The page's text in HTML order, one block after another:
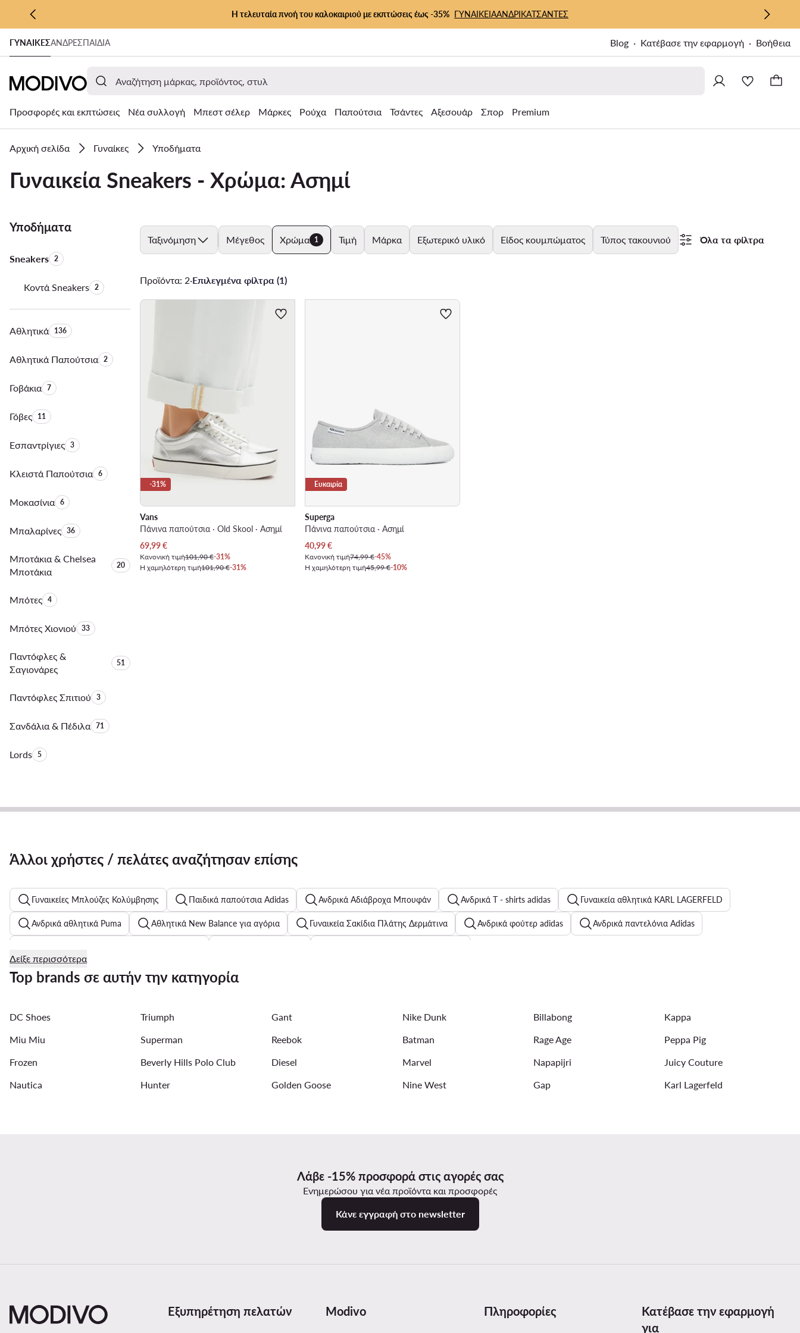
ΜΕΤΆΒΑΣΗ ΣΤΟ ΚΎΡΙΟ ΠΕΡΙΕΧΌΜΕΝΟ
ΜΕΤΆΒΑΣΗ ΣΤΗΝ ΑΝΑΖΉΤΗΣΗ
Η τελευταία πνοή του καλοκαιριού με εκπτώσεις έως -35% ΓΥΝΑΙΚΕΙΑΑΝΔΡΙΚΑΤΣΑΝΤΕΣ
ΓΥΝΑΊΚΕΣΑΝΔΡΕΣΠΑΙΔΙΑ Blog Κατέβασε την εφαρμογή Βοήθεια
Προσφορές και εκπτώσεις Νέα συλλογή Μπεστ σέλερ Μάρκες Ρούχα Παπούτσια Τσάντες Αξεσουάρ Σπορ Premium
Αρχική σελίδα Γυναίκες Υποδήματα
Γυναικεία Sneakers - Χρώμα: Ασημί
Υποδήματα
SneakersΑριθμός προϊόντων:
2
Κοντά SneakersΑριθμός προϊόντων:
2
ΑθλητικάΑριθμός προϊόντων:
136
Αθλητικά ΠαπούτσιαΑριθμός προϊόντων:
2
ΓοβάκιαΑριθμός προϊόντων:
7
ΓόβεςΑριθμός προϊόντων:
11
ΕσπαντρίγιεςΑριθμός προϊόντων:
3
Κλειστά ΠαπούτσιαΑριθμός προϊόντων:
6
ΜοκασίνιαΑριθμός προϊόντων:
6
ΜπαλαρίνεςΑριθμός προϊόντων:
36
Μποτάκια & Chelsea
Μποτάκια
Αριθμός προϊόντων:
20
ΜπότεςΑριθμός προϊόντων:
4
Μπότες ΧιονιούΑριθμός προϊόντων:
33
Παντόφλες &
Σαγιονάρες
Αριθμός προϊόντων:
51
Παντόφλες ΣπιτιούΑριθμός προϊόντων:
3
Σανδάλια & ΠέδιλαΑριθμός προϊόντων:
71
LordsΑριθμός προϊόντων:
5
Ταξινόμηση Μέγεθος Χρώμα 1 Τιμή Μάρκα Εξωτερικό υλικό Είδος κουμπώματος Τύπος τακουνιού Όλα τα φίλτρα
Προϊόντα: 2·Επιλεγμένα φίλτρα (1)
-31%
Vans
Πάνινα παπούτσια · Old Skool · Ασημί
Τρέχουσα τιμή
69,99€
Κανονική τιμή101,90 €-31%
Η χαμηλότερη τιμή101,90 €-31%
Ευκαιρία
Superga
Πάνινα παπούτσια · Ασημί
Τρέχουσα τιμή
40,99€
Κανονική τιμή74,99 €-45%
Η χαμηλότερη τιμή45,99 €-10%
Άλλοι χρήστες / πελάτες αναζήτησαν επίσης
Γυναικείες Μπλούζες Κολύμβησης Παιδικά παπούτσια Adidas Ανδρικά Αδιάβροχα Μπουφάν Ανδρικά T - shirts adidas Γυναικεία αθλητικά KARL LAGERFELD
Ανδρικά αθλητικά Puma Αθλητικά New Balance για αγόρια Γυναικεία Σακίδια Πλάτης Δερμάτινα Ανδρικά φούτερ adidas Ανδρικά παντελόνια Adidas
Γυναικεία χαμηλά αθλητικά Lasocki Παιδικά Μαγιό Ολόσωμα
Γυναικεία Καπέλα Trucker
Δείξε περισσότερα
Top brands σε αυτήν την κατηγορία
DC Shoes Triumph Gant Nike Dunk Billabong
Kappa
Miu Miu
Superman Reebok Batman Rage Age
Peppa Pig
Frozen
Beverly Hills Polo Club Diesel Marvel Napapijri
Juicy Couture
Nautica
Hunter Golden Goose Nine West Gap Karl Lagerfeld
Λάβε -15% προσφορά στις αγορές σας
Ενημερώσου για νέα προϊόντα και προσφορές
Κάνε εγγραφή στο newsletter
Εξυπηρέτηση πελατών Modivo Πληροφορίες
Κατέβασε την εφαρμογή
για